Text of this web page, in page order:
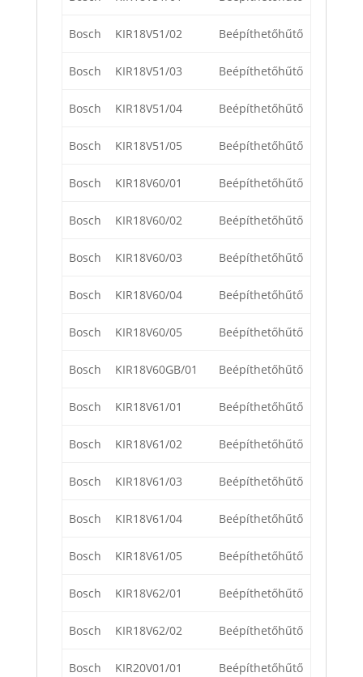
Bosch KIR18V51/02 Beépíthetőhűtő
Bosch KIR18V51/03 Beépíthetőhűtő
Bosch KIR18V51/04 Beépíthetőhűtő
Bosch KIR18V51/05 Beépíthetőhűtő
Bosch KIR18V60/01 Beépíthetőhűtő
Bosch KIR18V60/02 Beépíthetőhűtő
Bosch KIR18V60/03 Beépíthetőhűtő
Bosch KIR18V60/04 Beépíthetőhűtő
Bosch KIR18V60/05 Beépíthetőhűtő
Bosch KIR18V60GB/01 Beépíthetőhűtő
Bosch KIR18V61/01 Beépíthetőhűtő
Bosch KIR18V61/02 Beépíthetőhűtő
Bosch KIR18V61/03 Beépíthetőhűtő
Bosch KIR18V61/04 Beépíthetőhűtő
Bosch KIR18V61/05 Beépíthetőhűtő
Bosch KIR18V62/01 Beépíthetőhűtő
Bosch KIR18V62/02 Beépíthetőhűtő
Bosch KIR20V01/01 Beépíthetőhűtő